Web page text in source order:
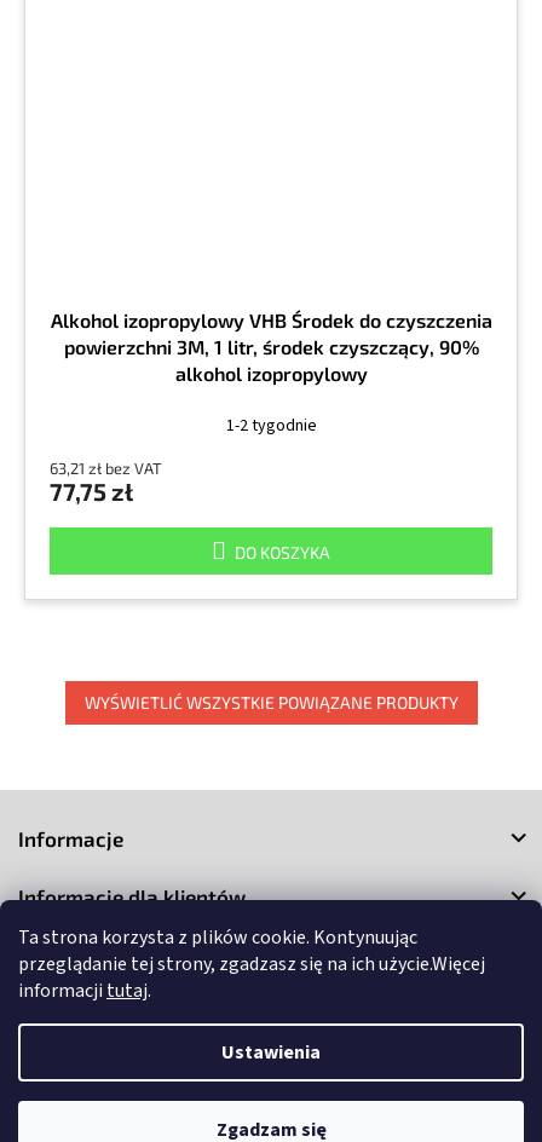
Ta strona korzysta z plików cookie. Kontynuując
przeglądanie tej strony, zgadzasz się na ich użycie.Więcej
informacji tutaj.
Ustawienia
Zgadzam się
Alkohol izopropylowy VHB Środek do czyszczenia
powierzchni 3M, 1 litr, środek czyszczący, 90%
alkohol izopropylowy
1-2 tygodnie
63,21 zł bez VAT
77,75 zł
DO KOSZYKA
WYŚWIETLIĆ WSZYSTKIE POWIĄZANE PRODUKTY
k
Informacje
Informacje dla klientów
Kontakt
3Market. Wszystkie prawa zastrzeżone.